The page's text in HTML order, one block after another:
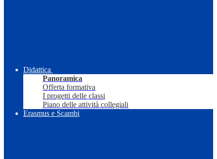
Didattica
Panoramica
Offerta formativa
I progetti delle classi
Piano delle attività collegiali
Erasmus e Scambi